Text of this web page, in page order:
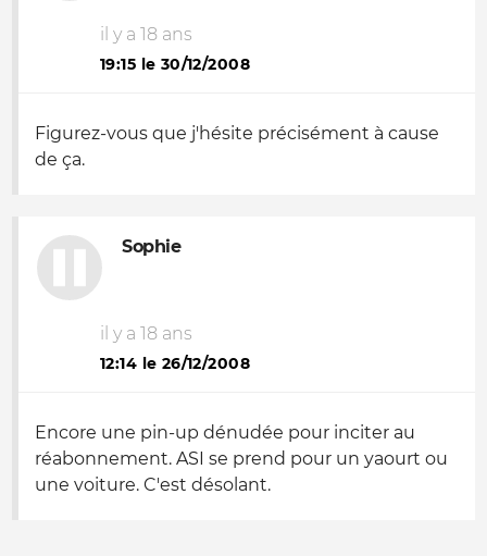
il y a 18 ans
19:15 le 30/12/2008
Figurez-vous que j'hésite précisément à cause
de ça.
Sophie
il y a 18 ans
12:14 le 26/12/2008
Encore une pin-up dénudée pour inciter au
réabonnement. ASI se prend pour un yaourt ou
une voiture. C'est désolant.